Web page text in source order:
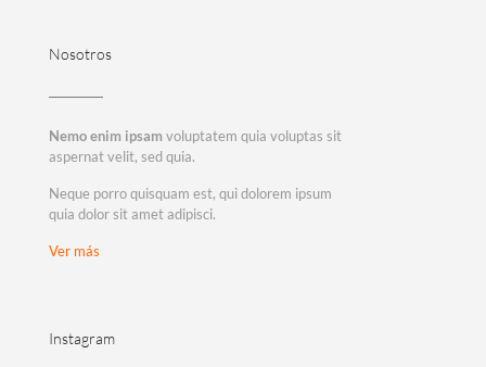
Nosotros
Nemo enim ipsam voluptatem quia voluptas sit
aspernat velit, sed quia.
Neque porro quisquam est, qui dolorem ipsum
quia dolor sit amet adipisci.
Ver más
Instagram